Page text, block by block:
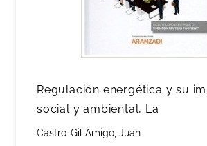
Regulación energética y su
social y ambiental, La
Castro-Gil Amigo, Juan